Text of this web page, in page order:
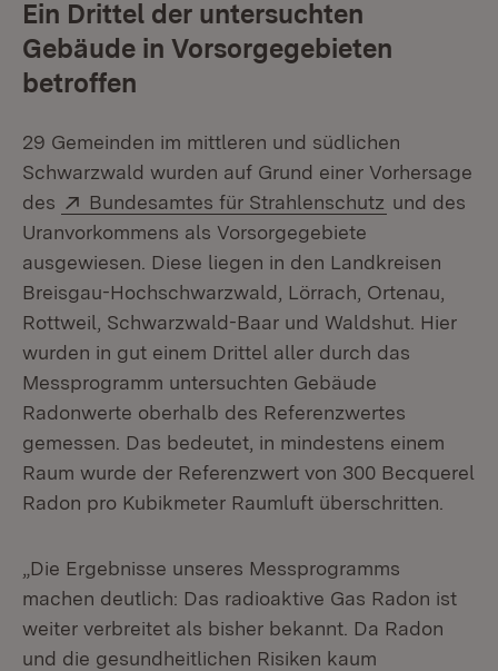
Ein Drittel der untersuchten
Gebäude in Vorsorgegebieten
betroffen
29 Gemeinden im mittleren und südlichen
Schwarzwald wurden auf Grund einer Vorhersage
des
Extern:
Bundesamtes für Strahlenschutz (Öffnet in
und des
Uranvorkommens als Vorsorgegebiete
ausgewiesen. Diese liegen in den Landkreisen
Breisgau-Hochschwarzwald, Lörrach, Ortenau,
Rottweil, Schwarzwald-Baar und Waldshut. Hier
wurden in gut einem Drittel aller durch das
Messprogramm untersuchten Gebäude
Radonwerte oberhalb des Referenzwertes
gemessen. Das bedeutet, in mindestens einem
Raum wurde der Referenzwert von 300 Becquerel
Radon pro Kubikmeter Raumluft überschritten.
„Die Ergebnisse unseres Messprogramms
machen deutlich: Das radioaktive Gas Radon ist
weiter verbreitet als bisher bekannt. Da Radon
und die gesundheitlichen Risiken kaum